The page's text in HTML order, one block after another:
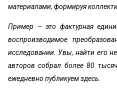
материалами, формируя
Пример – это фактурная
воспроизводимое
исследовании. Увы, найти его
авторов собрал более 80
ежедневно публикуем здесь.